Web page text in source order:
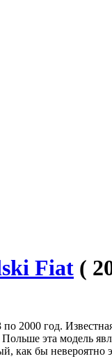
Fiat (
2000 год.
эта модель
как бы невероятно